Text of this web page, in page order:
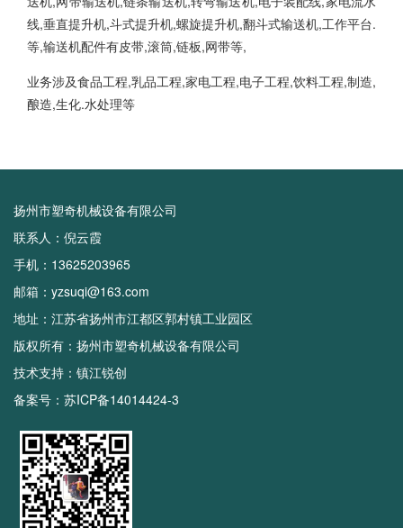
线,垂直提升机,斗式提升机,螺旋提升机,翻斗式输送机,工作平台.
等,输送机配件有皮带,滚筒,链板,网带等,
业务涉及食品工程,乳品工程,家电工程,电子工程,饮料工程,制造,
酿造,生化.水处理等
扬州市塑奇机械设备有限公司
联系人：倪云霞
手机：13625203965
邮箱：yzsuqi@163.com
地址：江苏省扬州市江都区郭村镇工业园区
版权所有：扬州市塑奇机械设备有限公司
技术支持： 镇江锐创
备案号： 苏ICP备14014424-3